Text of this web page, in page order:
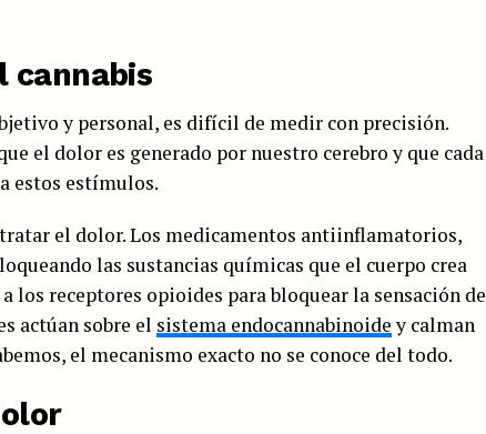
cannabis
y personal, es difícil de medir con precisión.
el dolor es generado por nuestro cerebro y que cada
estos estímulos.
el dolor. Los medicamentos antiinflamatorios,
las sustancias químicas que el cuerpo crea
los receptores opioides para bloquear la sensación de
actúan sobre el sistema endocannabinoidey calman
el mecanismo exacto no se conoce del todo.